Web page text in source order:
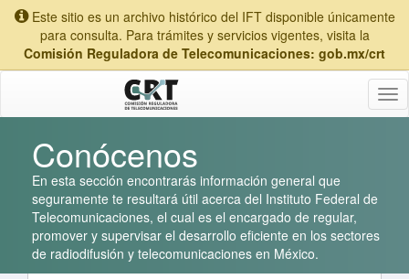
Este sitio es un archivo histórico del IFT disponible únicamente
para consulta. Para trámites y servicios vigentes, visita la
Comisión Reguladora de Telecomunicaciones: gob.mx/crt
Conócenos
En esta sección encontrarás información general que
seguramente te resultará útil acerca del Instituto Federal de
Telecomunicaciones, el cual es el encargado de regular,
promover y supervisar el desarrollo eficiente en los sectores
de radiodifusión y telecomunicaciones en México.